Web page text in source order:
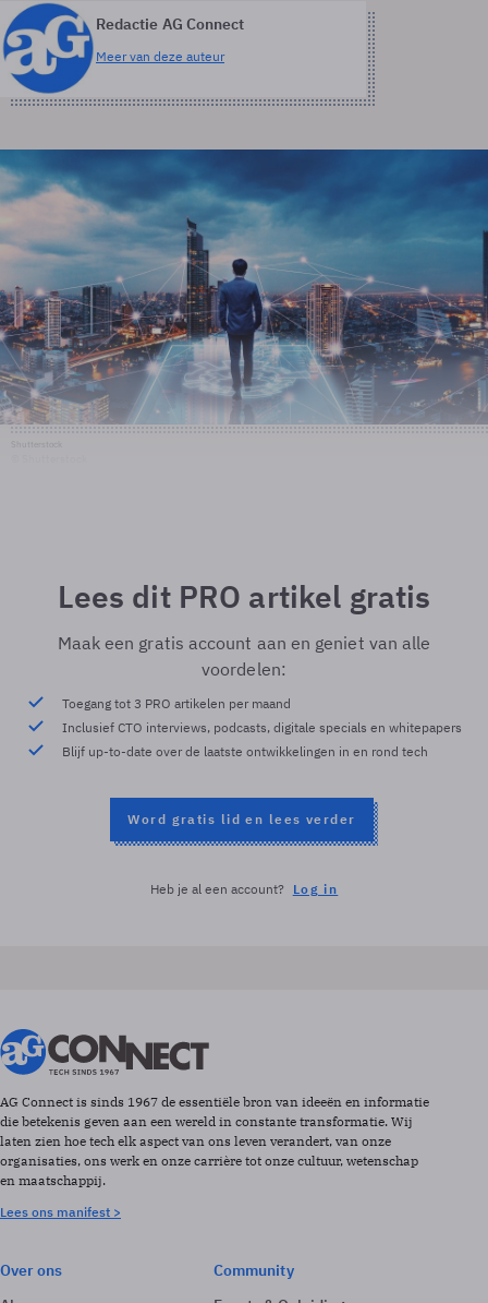
Redactie AG Connect
Meer van deze auteur
Lees dit PRO artikel gratis
Maak een gratis account aan en geniet van alle
voordelen:
Toegang tot 3 PRO artikelen per maand
Inclusief CTO interviews, podcasts, digitale specials en whitepapers
Blijf up-to-date over de laatste ontwikkelingen in en rond tech
Word gratis lid en lees verder
Heb je al een account? Log in
AG Connect is sinds 1967 de essentiële bron van ideeën en informatie
die betekenis geven aan een wereld in constante transformatie. Wij
laten zien hoe tech elk aspect van ons leven verandert, van onze
organisaties, ons werk en onze carrière tot onze cultuur, wetenschap
en maatschappij.
Lees ons manifest >
Over ons
Community